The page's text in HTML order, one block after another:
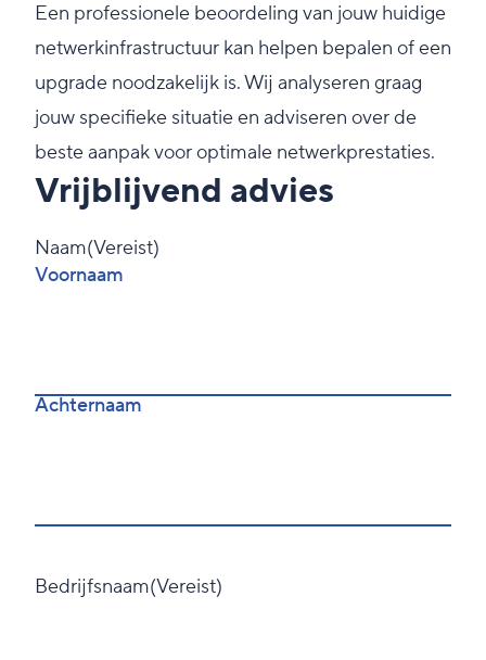
Een professionele beoordeling van jouw huidige
netwerkinfrastructuur kan helpen bepalen of een
upgrade noodzakelijk is. Wij analyseren graag
jouw specifieke situatie en adviseren over de
beste aanpak voor optimale netwerkprestaties.
Vrijblijvend advies
Naam(Vereist)
Voornaam
Achternaam
Bedrijfsnaam(Vereist)